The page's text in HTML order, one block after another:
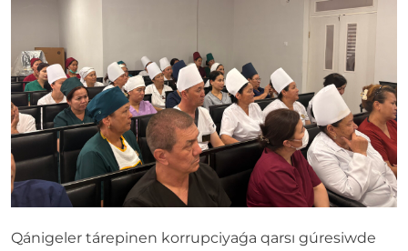
Qánigeler tárepinen korrupciyaǵa qarsı gúresiwde